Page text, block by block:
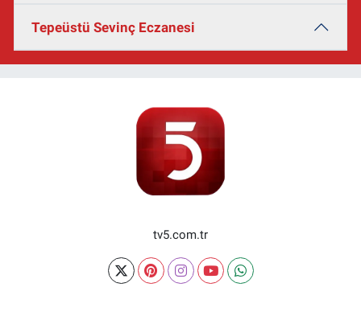
Tepeüstü Sevinç Eczanesi
tv5.com.tr